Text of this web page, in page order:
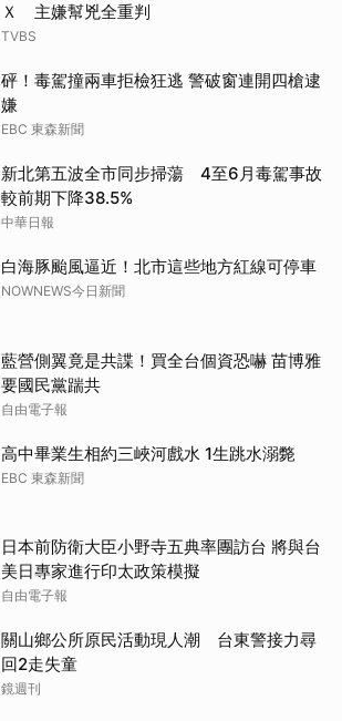
Ｘ 主嫌幫兇全重判
TVBS
砰！毒駕撞兩車拒檢狂逃 警破窗連開四槍逮
嫌
EBC 東森新聞
新北第五波全市同步掃蕩 4至6月毒駕事故
較前期下降38.5%
中華日報
白海豚颱風逼近！北市這些地方紅線可停車
NOWNEWS今日新聞
藍營側翼竟是共諜！買全台個資恐嚇 苗博雅
要國民黨踹共
自由電子報
高中畢業生相約三峽河戲水 1生跳水溺斃
EBC 東森新聞
日本前防衛大臣小野寺五典率團訪台 將與台
美日專家進行印太政策模擬
自由電子報
關山鄉公所原民活動現人潮 台東警接力尋
回2走失童
鏡週刊